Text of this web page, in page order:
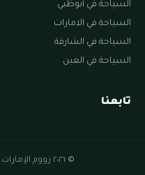
السياحة في أبوظبي
السياحة في الامارات
السياحة في الشارقة
السياحة في العين
تابعنا
© ٢٠٢٦ زووم الإمارات — جميع الحقوق محفوظة.